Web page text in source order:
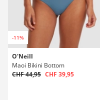
-11%
O'Neill
Maoi Bikini Bottom
CHF 44,95 CHF 39,95